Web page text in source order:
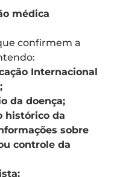
médica
confirmem a
Internacional
da doença;
histórico da
sobre
controle da